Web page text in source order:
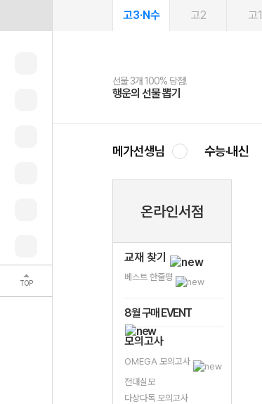
TOP
고3·N수 고2 고1
선물 3개 100% 당첨!
행운의 선물 뽑기
선물 100% 증정!
메가스터디 X 올리브
여름방학 스터디 캐시백
메가런 썸머스쿨
2027 러셀 단과
강사 공개선발
스마트러닝앱
설문 EVENT
메가패스
3일 무료 체험권
메가패스 수강생 무료혜택!
메가클럽 멤버십
사회공헌 캠페인
희망이룸 메가나눔
메가선생님 수능·내신
온라인서점
교재 찾기
베스트 한줄평
8월 구매 EVENT
모의고사
OMEGA 모의고사
전대실모
다상다독 모의고사